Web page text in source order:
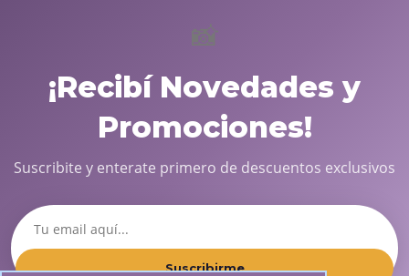
📸
¡Recibí Novedades y
Promociones!
Suscribite y enterate primero de descuentos exclusivos
Suscribirme